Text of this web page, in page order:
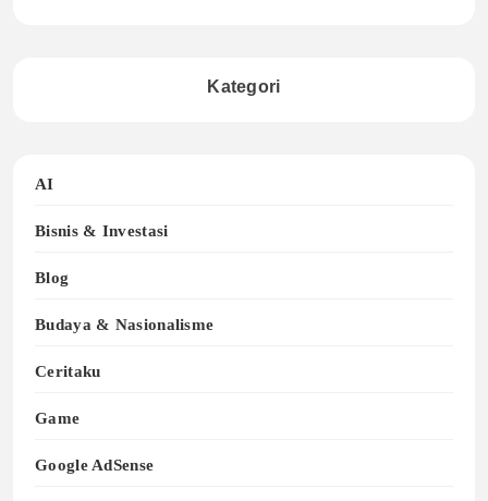
Kategori
AI
Bisnis & Investasi
Blog
Budaya & Nasionalisme
Ceritaku
Game
Google AdSense